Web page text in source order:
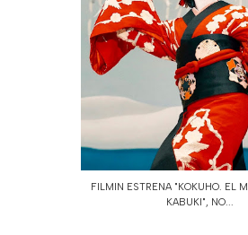
FILMIN ESTRENA "KOKUHO. EL
KABUKI", NO...